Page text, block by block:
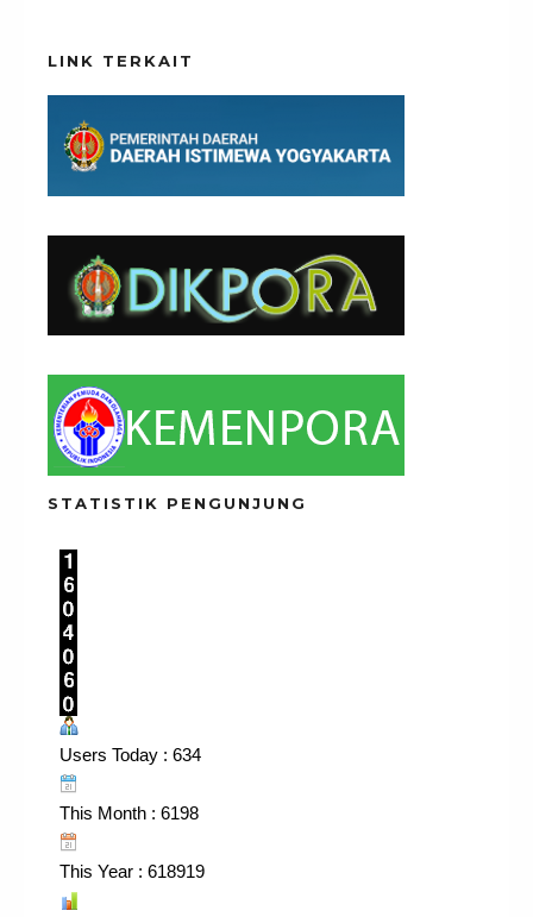
LINK TERKAIT
STATISTIK PENGUNJUNG
Users Today : 634
This Month : 6198
This Year : 618919